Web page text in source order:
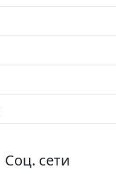
Соц. сети